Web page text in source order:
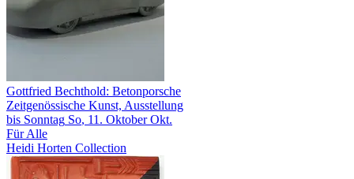
Gottfried Bechthold: Betonporsche
Zeitgenössische Kunst, Ausstellung
bis Sonntag So, 11. Oktober Okt.
Für Alle
Heidi Horten Collection